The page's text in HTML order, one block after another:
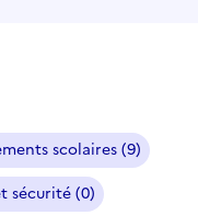
scolaires (9)
sécurité (0)